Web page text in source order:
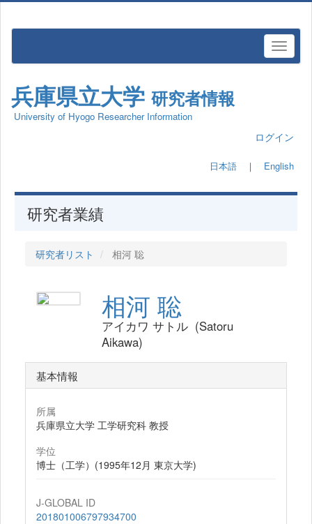
兵庫県立大学 研究者情報
University of Hyogo Researcher Information
ログイン
日本語 ｜ English
研究者業績
研究者リスト 相河 聡
相河 聡
アイカワ サトル (Satoru
Aikawa)
基本情報
所属
兵庫県立大学 工学研究科 教授
学位
博士（工学）(1995年12月 東京大学)
J-GLOBAL ID
201801006797934700